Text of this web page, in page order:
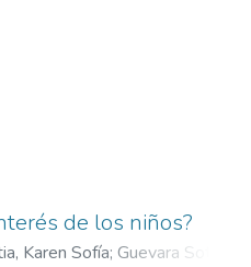
de los niños?
Karen Sofía; Guevara Sotelo,